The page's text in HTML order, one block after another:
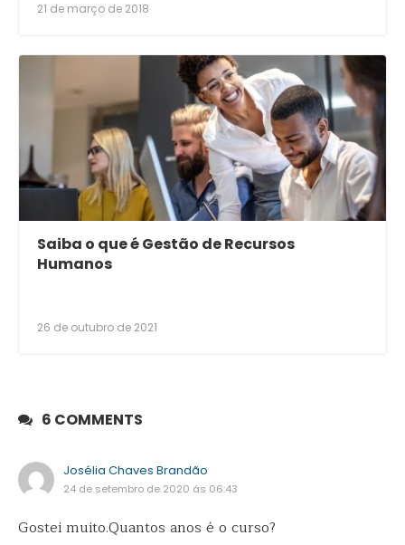
21 de março de 2018
Saiba o que é Gestão de Recursos
Humanos
26 de outubro de 2021
6 COMMENTS
Josélia Chaves Brandão
24 de setembro de 2020 ás 06:43
Gostei muito.Quantos anos é o curso?